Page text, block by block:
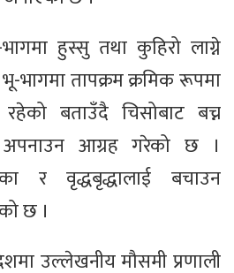
हुस्सु तथा कुहिरो लाग्ने
भागमा तापक्रम क्रमिक रूपमा
बताउँदै चिसोबाट बच्न
आग्रह गरेको छ ।
र वृद्धबृद्धालाई बचाउन
छ ।
उल्लेखनीय मौसमी प्रणाली